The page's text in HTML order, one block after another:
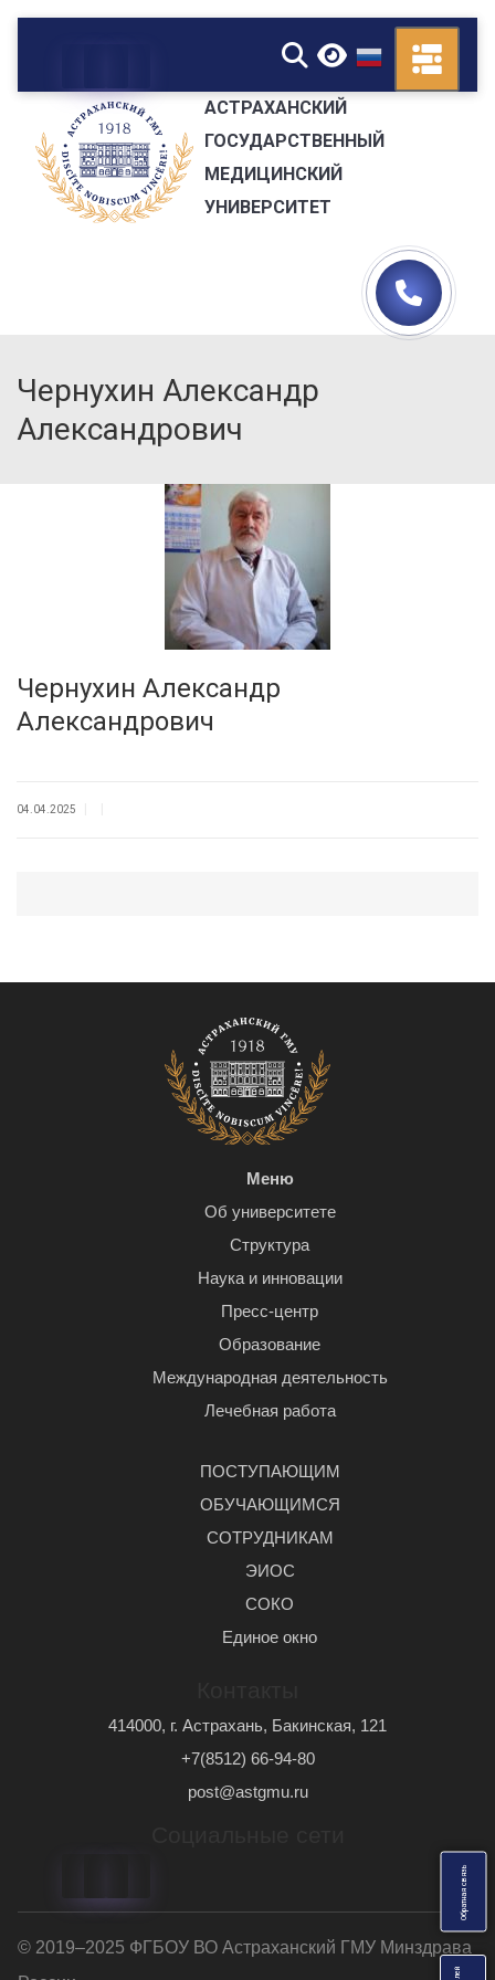
О
б
р
а
т
н
а
я
с
в
я
з
ь
▼
АСТРАХАНСКИЙ
ГОСУДАРСТВЕННЫЙ
МЕДИЦИНСКИЙ
УНИВЕРСИТЕТ
Чернухин Александр
Александрович
Чернухин Александр
Александрович
04.04.2025
Меню
Об университете
Структура
Наука и инновации
Пресс-центр
Образование
Международная деятельность
Лечебная работа
ПОСТУПАЮЩИМ
ОБУЧАЮЩИМСЯ
СОТРУДНИКАМ
ЭИОС
СОКО
Единое окно
414000, г. Астрахань, Бакинская, 121
+7(8512) 66-94-80
post@astgmu.ru
© 2019–2025 ФГБОУ ВО Астраханский ГМУ Минздрава